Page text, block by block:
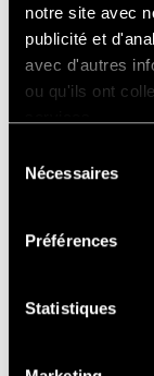
notre site avec
publicité et
avec d'autres
ou qu'ils ont
Nécessaires
Préférences
Statistiques